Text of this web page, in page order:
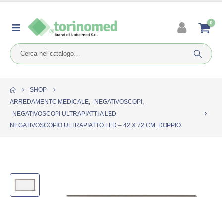
0
SHOP
ARREDAMENTO MEDICALE, NEGATIVOSCOPI ,
NEGATIVOSCOPI ULTRAPIATTI A LED
NEGATIVOSCOPIO ULTRAPIATTO LED – 42 X 72 CM. DOPPIO